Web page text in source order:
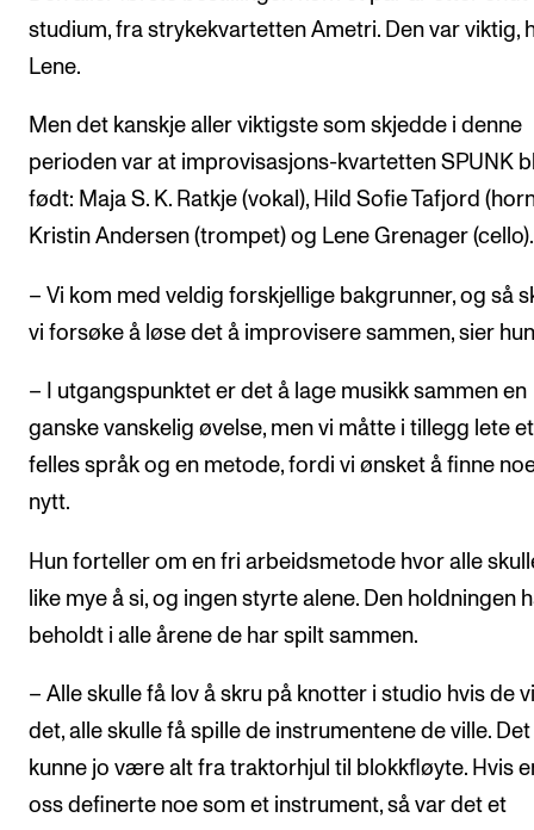
studium, fra strykekvartetten Ametri. Den var viktig,
Lene.
Men det kanskje aller viktigste som skjedde i denne
perioden var at improvisasjons-kvartetten SPUNK
født: Maja S. K. Ratkje (vokal), Hild Sofie Tafjord
Kristin Andersen (trompet) og Lene Grenager (cello).
– Vi kom med veldig forskjellige bakgrunner, og så
vi forsøke å løse det å improvisere sammen, sier
– I utgangspunktet er det å lage musikk sammen en
ganske vanskelig øvelse, men vi måtte i tillegg lete
felles språk og en metode, fordi vi ønsket å finne
nytt.
Hun forteller om en fri arbeidsmetode hvor alle
like mye å si, og ingen styrte alene. Den holdningen
beholdt i alle årene de har spilt sammen.
– Alle skulle få lov å skru på knotter i studio hvis de
det, alle skulle få spille de instrumentene de ville. Det
kunne jo være alt fra traktorhjul til blokkfløyte. Hvis
oss definerte noe som et instrument, så var det et